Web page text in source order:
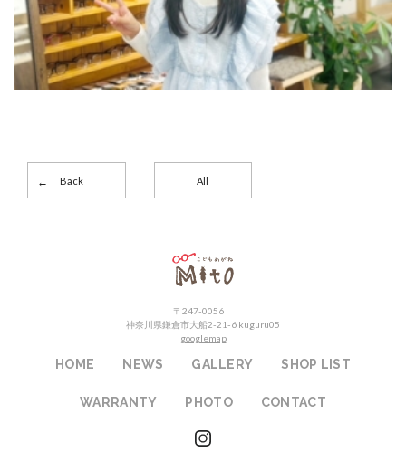
Back All
〒247-0056
神奈川県鎌倉市大船2-21-6 kuguru05
googlemap
HOME NEWS GALLERY SHOP LIST
WARRANTY PHOTO CONTACT